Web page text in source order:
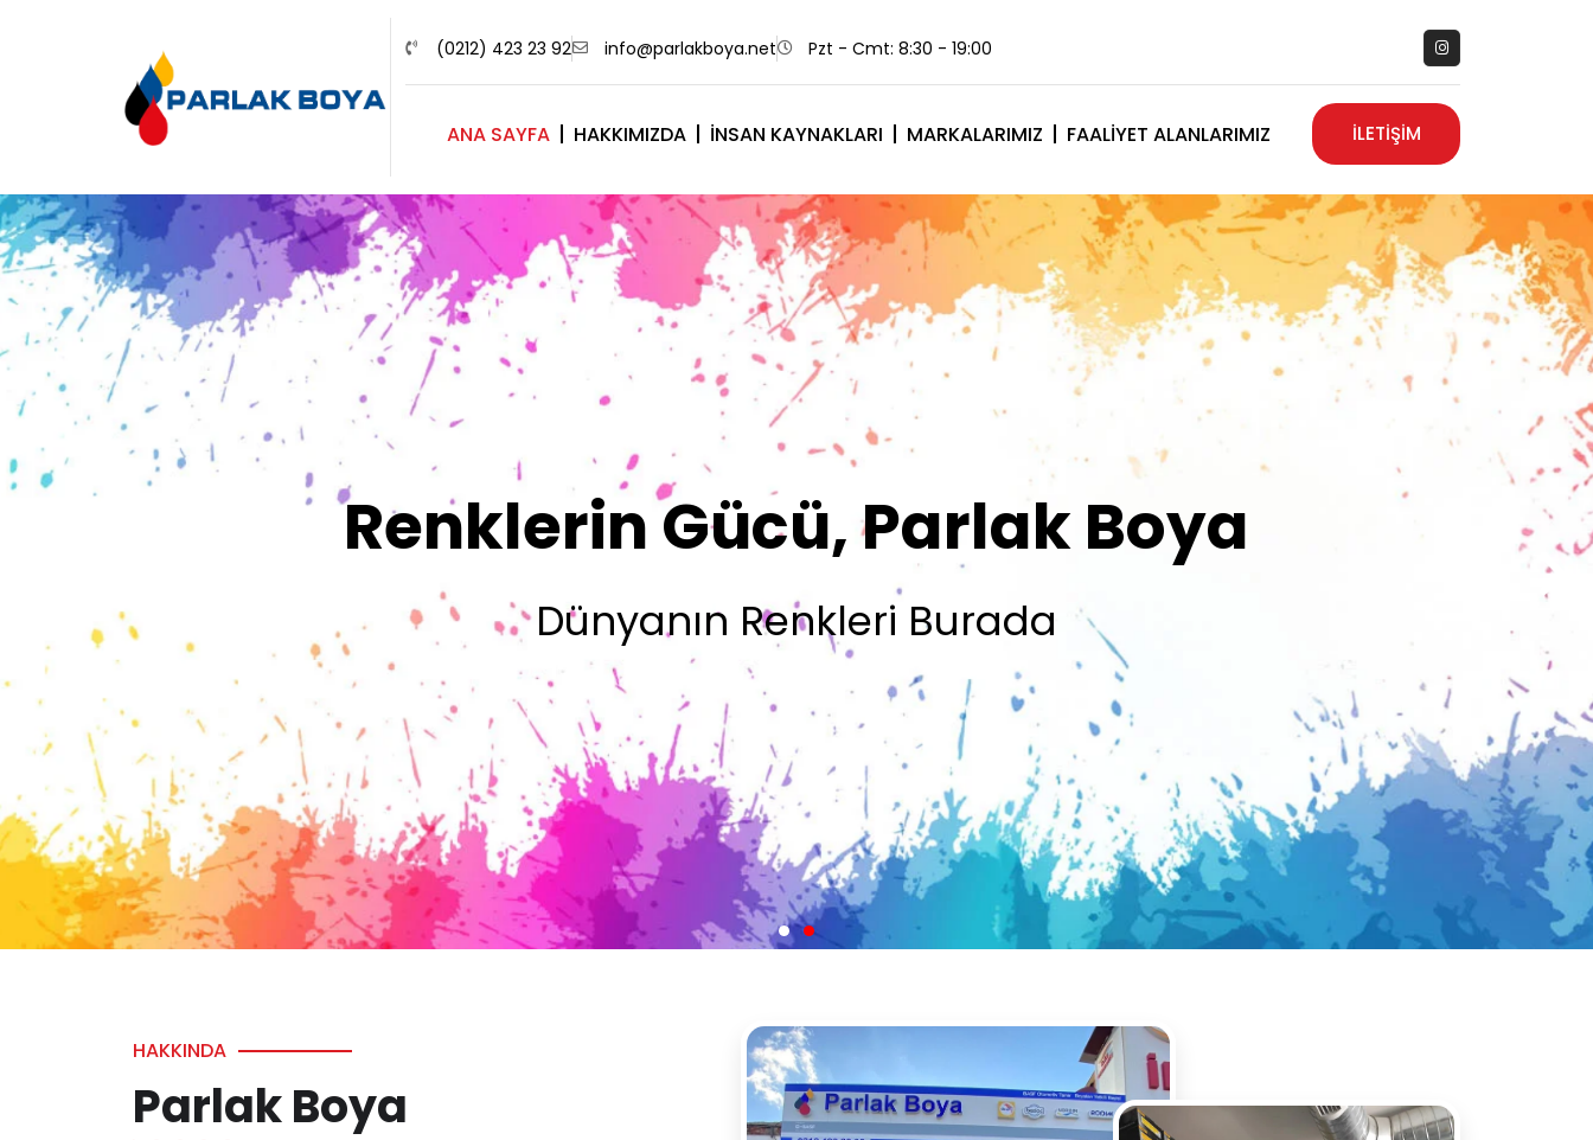
(0212) 423 23 92 info@parlakboya.net Pzt - Cmt: 8:30 - 19:00
ANA SAYFA HAKKIMIZDA İNSAN KAYNAKLARI MARKALARIMIZ FAALIYET ALANLARIMIZ İLETİŞİM
Renklerimiz Sizin İmzanız
Olsun
HAKKINDA
Parlak Boya